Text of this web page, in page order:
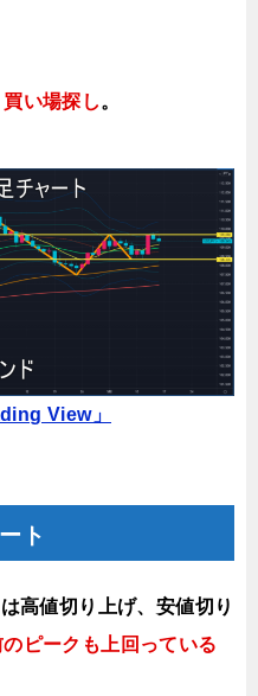
買い場探し。
View」
ト
高値切り上げ、安値切り
ピークも上回っている